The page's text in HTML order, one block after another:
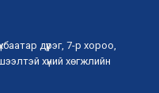
дүүрэг, 7-р хороо,
хүний хөгжлийн